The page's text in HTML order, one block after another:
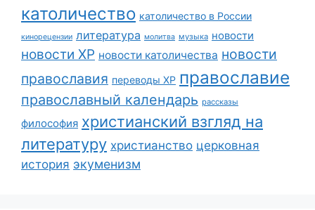
католичество католичество в России
кинорецензии литература молитва музыка новости
новости ХР новости католичества новости
православия переводы ХР православие
православный календарь рассказы
философия христианский взгляд на
литературу христианство церковная
история экуменизм